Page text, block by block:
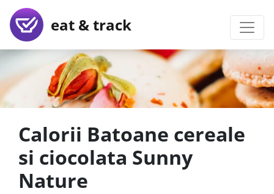
eat & track
Calorii Batoane cereale
si ciocolata Sunny
Nature